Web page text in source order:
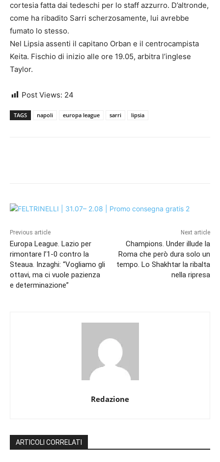
cortesia fatta dai tedeschi per lo staff azzurro. D’altronde,
come ha ribadito Sarri scherzosamente, lui avrebbe
fumato lo stesso.
Nel Lipsia assenti il capitano Orban e il centrocampista
Keita. Fischio di inizio alle ore 19.05, arbitra l’inglese
Taylor.
Post Views: 24
TAGS napoli europa league sarri lipsia
Previous article
Europa League. Lazio per
rimontare l’1-0 contro la
Steaua. Inzaghi: “Vogliamo gli
ottavi, ma ci vuole pazienza
e determinazione”
Next article
Champions. Under illude la
Roma che però dura solo un
tempo. Lo Shakhtar la ribalta
nella ripresa
Redazione
ARTICOLI CORRELATI